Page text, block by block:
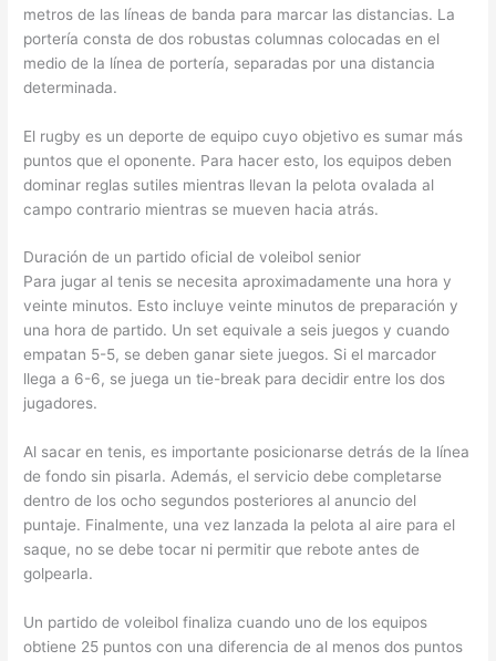
metros de las líneas de banda para marcar las distancias. La
portería consta de dos robustas columnas colocadas en el
medio de la línea de portería, separadas por una distancia
determinada.
El rugby es un deporte de equipo cuyo objetivo es sumar más
puntos que el oponente. Para hacer esto, los equipos deben
dominar reglas sutiles mientras llevan la pelota ovalada al
campo contrario mientras se mueven hacia atrás.
Duración de un partido oficial de voleibol senior
Para jugar al tenis se necesita aproximadamente una hora y
veinte minutos. Esto incluye veinte minutos de preparación y
una hora de partido. Un set equivale a seis juegos y cuando
empatan 5-5, se deben ganar siete juegos. Si el marcador
llega a 6-6, se juega un tie-break para decidir entre los dos
jugadores.
Al sacar en tenis, es importante posicionarse detrás de la línea
de fondo sin pisarla. Además, el servicio debe completarse
dentro de los ocho segundos posteriores al anuncio del
puntaje. Finalmente, una vez lanzada la pelota al aire para el
saque, no se debe tocar ni permitir que rebote antes de
golpearla.
Un partido de voleibol finaliza cuando uno de los equipos
obtiene 25 puntos con una diferencia de al menos dos puntos